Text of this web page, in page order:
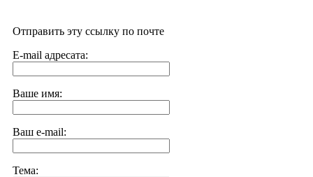
Отправить эту ссылку по почте
E-mail адресата:
Ваше имя:
Ваш e-mail:
Тема: